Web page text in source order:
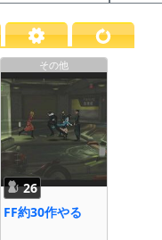
その他
26
FF約30作やる